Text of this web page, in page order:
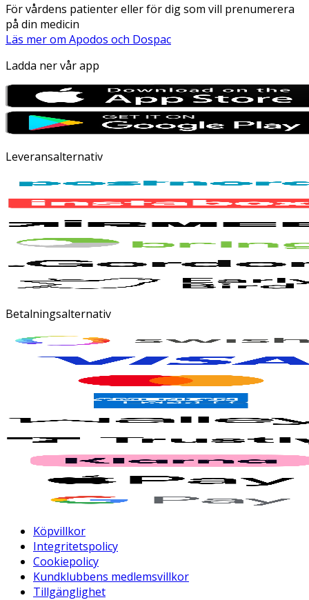
För vårdens patienter eller för dig som vill prenumerera
på din medicin
Läs mer om Apodos och Dospac
Ladda ner vår app
Leveransalternativ
Betalningsalternativ
Köpvillkor
Integritetspolicy
Cookiepolicy
Kundklubbens medlemsvillkor
Tillgänglighet